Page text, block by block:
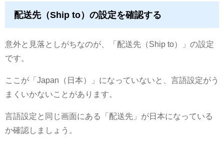
配送先（Ship to）の設定を確認する
意外と見落としがちなのが、「配送先（Ship to）」の設定
です。
ここが「Japan（日本）」になっていないと、言語設定がう
まくいかないことがあります。
言語設定と同じ画面にある「配送先」が日本になっている
か確認しましょう。